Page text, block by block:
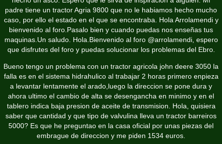
padre tiene un tractor Agria 9800 que no le habiamos hecho mucho
caso, por ello el estado en el que se encontraba. Hola Arrolamendi y
bienvenido al foro.Pasalo bien y cuando puedas nos enseñas tus
maquinas.Un saludo. Hola.Bienvenido al foro @arrolamendi, espero
que disfrutes del foro y puedas solucionar los problemas del Ebro.
Bueno tengo un problema con un tractor agricola john deere 3050 la
falla es en el sistema hidrahulico al trabajar 2 horas primero enpieza
a levantar lentamente el arado,luego la direccion se pone dura y
ahora ultimo el cambio de alta se desengancha en minimo y en el
tablero indica baja presion de aceite de transmision. Hola, quisiera
saber que cantidad y que tipo de valvulina lleva un tractor barreiros
5000? Es que he preguntao en la casa oficial por unas piezas del
embrague de direccion y me piden 1534 euros.